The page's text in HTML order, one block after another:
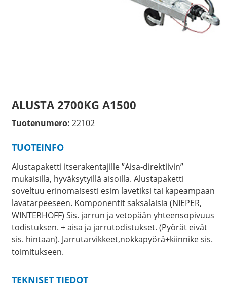
ALUSTA 2700KG A1500
Tuotenumero: 22102
TUOTEINFO
Alustapaketti itserakentajille ”Aisa-direktiivin”
mukaisilla, hyväksytyillä aisoilla. Alustapaketti
soveltuu erinomaisesti esim lavetiksi tai kapeampaan
lavatarpeeseen. Komponentit saksalaisia (NIEPER,
WINTERHOFF) Sis. jarrun ja vetopään yhteensopivuus
todistuksen. + aisa ja jarrutodistukset. (Pyörät eivät
sis. hintaan). Jarrutarvikkeet,nokkapyörä+kiinnike sis.
toimitukseen.
TEKNISET TIEDOT